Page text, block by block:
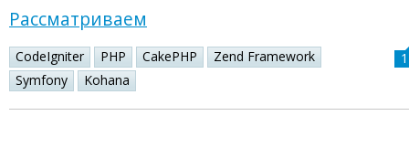
Рассматриваем
CodeIgniter PHP CakePHP
Zend Framework
Symfony
Kohana